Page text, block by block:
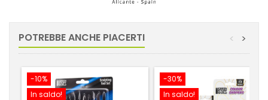
POTREBBE ANCHE PIACERTI >
<
-10%
In saldo!
-30%
In saldo!